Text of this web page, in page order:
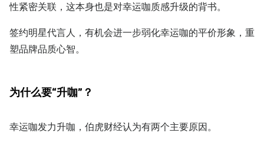
性紧密关联，这本身也是对幸运咖质感升级的背书。
签约明星代言人，有机会进一步弱化幸运咖的平价形象，重
塑品牌品质心智。
为什么要“升咖”？
幸运咖发力升咖，伯虎财经认为有两个主要原因。